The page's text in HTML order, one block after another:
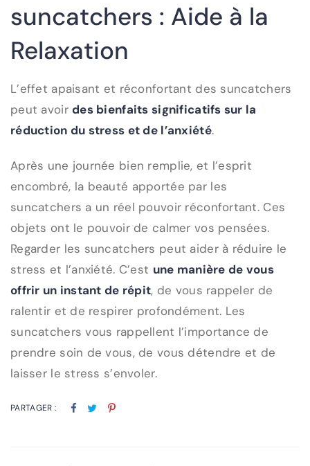
suncatchers : Aide à la
Relaxation
L’effet apaisant et réconfortant des suncatchers
peut avoir des bienfaits significatifs sur la
réduction du stress et de l’anxiété.
Après une journée bien remplie, et l’esprit
encombré, la beauté apportée par les
suncatchers a un réel pouvoir réconfortant. Ces
objets ont le pouvoir de calmer vos pensées.
Regarder les suncatchers peut aider à réduire le
stress et l’anxiété. C’est une manière de vous
offrir un instant de répit, de vous rappeler de
ralentir et de respirer profondément. Les
suncatchers vous rappellent l’importance de
prendre soin de vous, de vous détendre et de
laisser le stress s’envoler.
PARTAGER :